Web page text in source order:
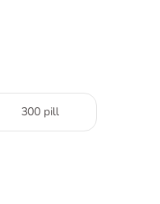
300 pill